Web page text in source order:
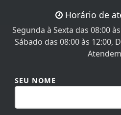
Horário de
Segunda à Sexta das 08:00
Sábado das 08:00 às 12:00,
SEU NOME